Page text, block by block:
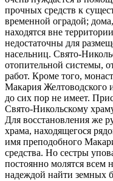
прочных средств к
временной оградой;
находятся вне
недостаточны для
насельниц. Свято-
отопительной системы,
работ. Кроме того,
Макария Желтоводского
до сих пор не имеет.
Свято-Никольскому
Для восстановления же
храма, находящегося
имя преподобного
средства. Но сестры
постоянно молятся всем
надеждой найти земных